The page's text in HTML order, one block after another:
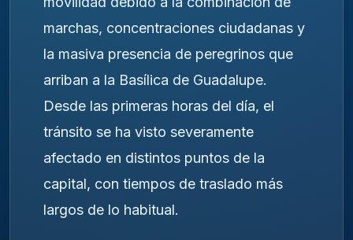
marchas, concentraciones ciudadanas y
la masiva presencia de peregrinos que
arriban a la Basílica de Guadalupe.
Desde las primeras horas del día, el
tránsito se ha visto severamente
afectado en distintos puntos de la
capital, con tiempos de traslado más
largos de lo habitual.